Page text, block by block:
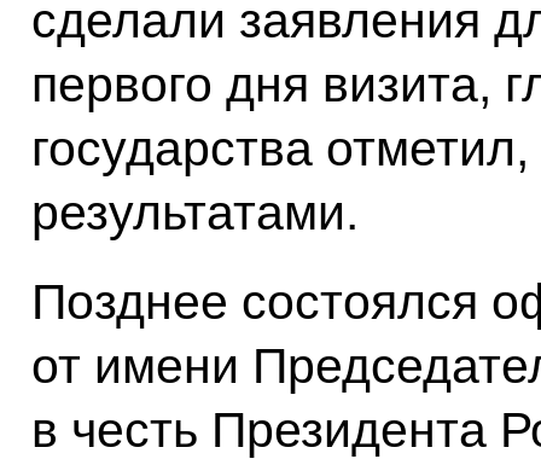
сделали заявления
первого дня визита,
государства
результатами.
Позднее состоялся
от имени
в честь Президента